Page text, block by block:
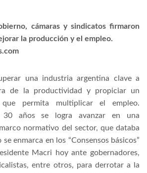
cámaras y sindicatos firmaron
la producción y el empleo.
una industria argentina clave a
de la productividad y propiciar un
que permita multiplicar el empleo.
30 años se logra avanzar en una
normativo del sector, que databa
enmarca en los “Consensos básicos”
Macri hoy ante gobernadores,
entre otros, para derrotar a la